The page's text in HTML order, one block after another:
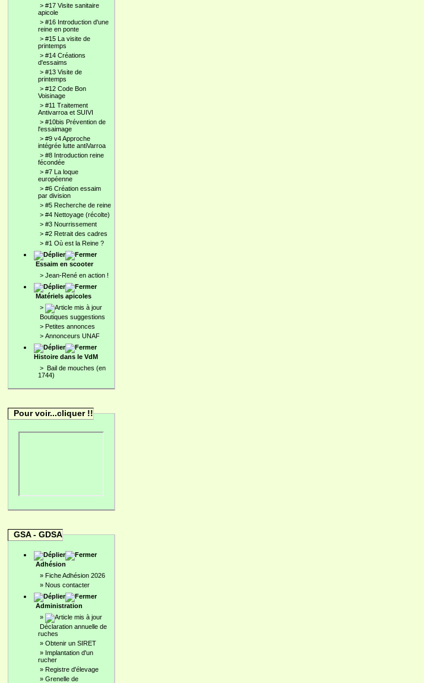
> #17 Visite sanitaire
apicole
> #16 Introduction d'une
reine en ponte
> #15 La visite de
printemps
> #14 Créations
d'essaims
> #13 Visite de
printemps
> #12 Code Bon
Voisinage
> #11 Traitement
Antivarroa et SUIVI
> #10bis Prévention de
l'essaimage
> #9 v4 Approche
intégrée lutte antiVarroa
> #8 Introduction reine
fécondée
> #7 La loque
européenne
> #6 Création essaim
par division
> #5 Recherche de reine
> #4 Nettoyage (récolte)
> #3 Nourrissement
> #2 Retrait des cadres
> #1 Où est la Reine ?
Essaim en scooter
> Jean-René en action !
Matériels apicoles
>
Boutiques suggestions
> Petites annonces
> Annonceurs UNAF
Histoire dans le VdM
> Bail de mouches (en
1744)
Pour voir...cliquer !!
GSA - GDSA
Adhésion
» Fiche Adhésion 2026
» Nous contacter
Administration
»
Déclaration annuelle de
ruches
» Obtenir un SIRET
» Implantation d'un
rucher
» Registre d'élevage
» Grenelle de